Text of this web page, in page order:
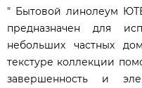
" Бытовой линолеум
предназначен для
небольших частных
текстуре коллекции
завершенность и